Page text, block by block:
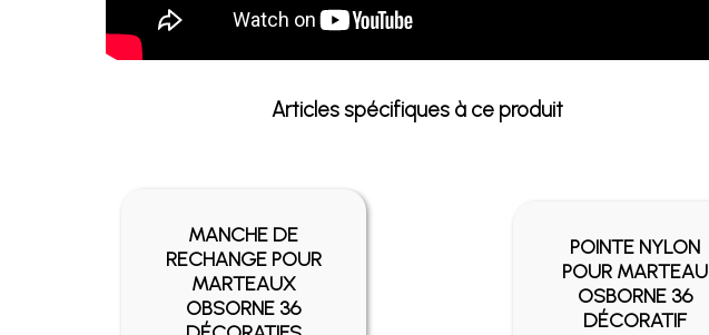
Articles spécifiques à ce produit
MANCHE DE
RECHANGE POUR
MARTEAUX
OBSORNE 36
POINTE NYLON
POUR MARTEAU
OSBORNE 36
DÉCORATIF